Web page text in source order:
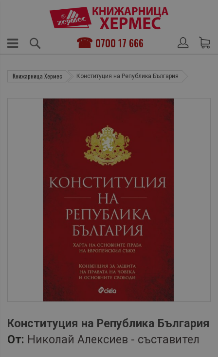
0700 17 666
Книжарница Хермес Конституция на Република България
Конституция на Република България
От: Николай Алексиев - съставител